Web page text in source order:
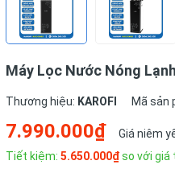
Máy Lọc Nước Nóng
Thương hiệu: KAROFI Mã sản
7.990.000₫ Giá niêm
Tiết kiệm: 5.650.000₫so với giá